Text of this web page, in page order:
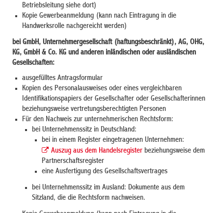
Betriebsleitung siehe dort)
Kopie Gewerbeanmeldung (kann nach Eintragung in die
Handwerksrolle nachgereicht werden)
bei GmbH, Unternehmergesellschaft (haftungsbeschränkt), AG, OHG,
KG, GmbH & Co. KG und anderen inländischen oder ausländischen
Gesellschaften:
ausgefülltes Antragsformular
Kopien des Personalausweises oder eines vergleichbaren
Identifikationspapiers der Gesellschafter oder Gesellschafterinnen
beziehungsweise vertretungsberechtigten Personen
Für den Nachweis zur unternehmerischen Rechtsform:
bei Unternehmenssitz in Deutschland:
bei in einem Register eingetragenen Unternehmen:
Auszug aus dem Handelsregister beziehungsweise dem
Partnerschaftsregister
eine Ausfertigung des Gesellschaftsvertrages
bei Unternehmenssitz im Ausland: Dokumente aus dem
Sitzland, die die Rechtsform nachweisen.